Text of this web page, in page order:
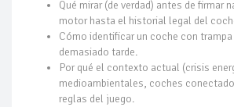
Qué mirar (de verdad) antes de firmar
motor hasta el historial legal del
Cómo identificar un coche con
demasiado tarde.
Por qué el contexto actual (crisis
medioambientales, coches
reglas del juego.